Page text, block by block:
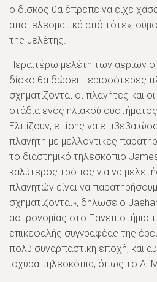
ο δίσκος θα έπρεπε να είχε
αποτελεσματικά από τότε»,
της μελέτης.
Περαιτέρω μελέτη των αερίων
δίσκο θα δώσει περισσότερες
σχηματίζονται οι πλανήτες και
στάδια ενός ηλιακού
Ελπίζουν, επίσης να
πλανήτη με μελλοντικές
το διαστημικό τηλεσκόπιο
καλύτερος τρόπος για να
πλανητών είναι να
σχηματίζονται», δήλωσε ο
αστρονομίας στο Πανεπιστήμιο
επικεφαλής συγγραφέας της
πολύ συναρπαστική εποχή, και
ισχυρά τηλεσκόπια, όπως το